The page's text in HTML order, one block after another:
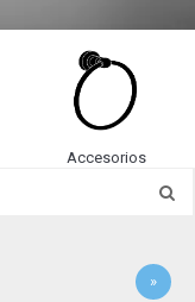
Accesorios
»